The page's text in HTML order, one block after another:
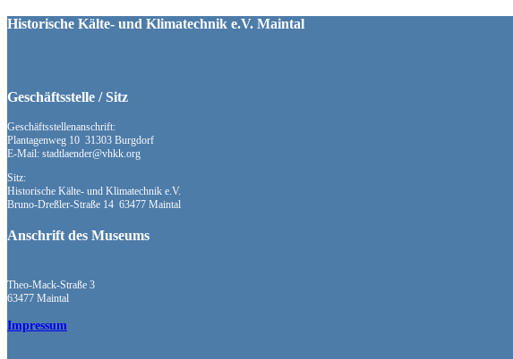
Historische Kälte- und Klimatechnik e.V. Maintal
Geschäftsstelle / Sitz
Geschäftsstellenanschrift:
Plantagenweg 10 31303 Burgdorf
E-Mail: stadtlaender@vhkk.org
Sitz:
Historische Kälte- und Klimatechnik e.V.
Bruno-Dreßler-Straße 14 63477 Maintal
Anschrift des Museums
Theo-Mack-Straße 3
63477 Maintal
Impressum